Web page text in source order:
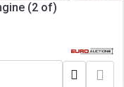
(2 of)